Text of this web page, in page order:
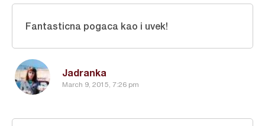
Jadranka
March 9, 2015, 7:26 pm
Fantasticna pogaca kao i uvek!